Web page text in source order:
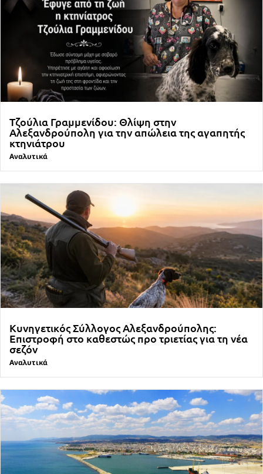
Τζούλια Γραμμενίδου: Θλίψη στην
Αλεξανδρούπολη για την απώλεια της αγαπητής
κτηνιάτρου
Αναλυτικά
Κυνηγετικός Σύλλογος Αλεξανδρούπολης:
Επιστροφή στο καθεστώς προ τριετίας για τη νέα
σεζόν
Αναλυτικά